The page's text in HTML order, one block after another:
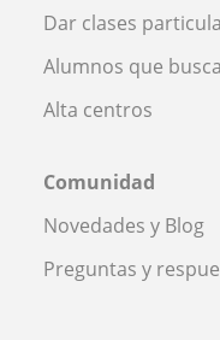
Dar clases
Alumnos que
Alta centros
Comunidad
Novedades y Blog
Preguntas y